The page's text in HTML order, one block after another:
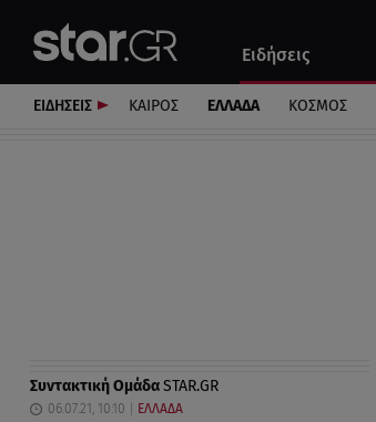
Ειδήσεις
Αυτοκίνητο
ΕΙΔΗΣΕΙΣ ΚΑΙΡΟΣ ΕΛΛΑΔΑ ΚΟΣΜΟΣ
Συντακτική ΟμάδαSTAR.GR
06.07.21, 10:10
ΕΛΛΑΔΑ